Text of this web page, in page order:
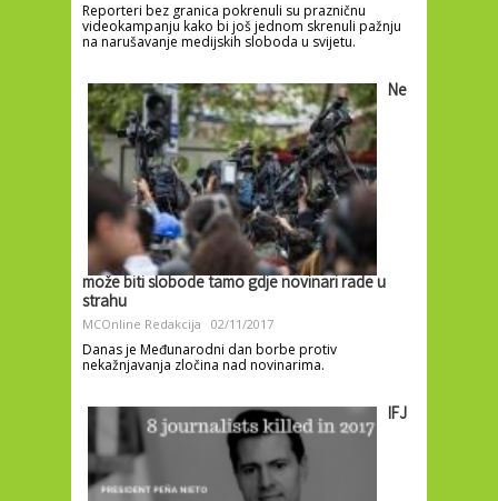
Reporteri bez granica pokrenuli su prazničnu
videokampanju kako bi još jednom skrenuli pažnju
na narušavanje medijskih sloboda u svijetu.
Ne
može biti slobode tamo gdje novinari rade u
strahu
MCOnline Redakcija 02/11/2017
Danas je Međunarodni dan borbe protiv
nekažnjavanja zločina nad novinarima.
IFJ